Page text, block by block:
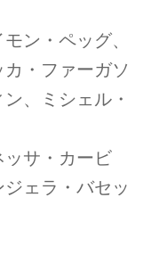
ン・ペッグ、
・ファーガソ
、ミシェル・
サ・カービ
ェラ・バセッ